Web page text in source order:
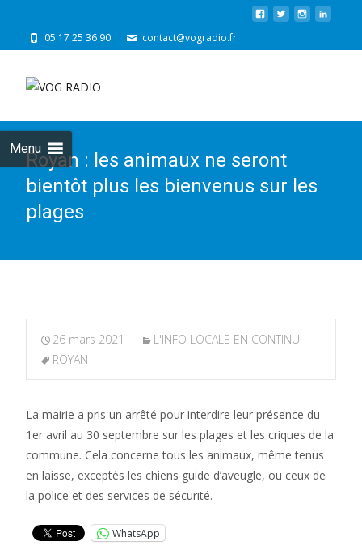
05 17 25 36 90 contact@vogradio.fr
Menu
Royan : les animaux ne seront
bientôt plus les bienvenus sur les
plages
26 mars 2021
L'INFO LOCALE EN CONTINU
ROYAN
La mairie a pris un arrêté pour interdire leur présence du
1er avril au 30 septembre sur les plages et les criques de la
commune. Cela concerne tous les animaux, même tenus
en laisse, exceptés les chiens guide d’aveugle, ou ceux de
la police et des services de sécurité.
WhatsApp